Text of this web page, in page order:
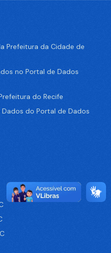
Prefeitura da Cidade de
no Portal de Dados
do Recife
do Portal de Dados